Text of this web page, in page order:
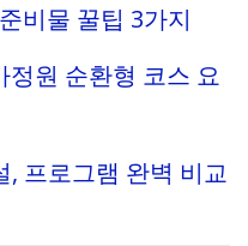
비물 꿀팁 3가지
원 순환형 코스 요
, 프로그램 완벽 비교